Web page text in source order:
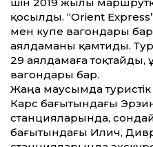
үшін 2019 жылы
қосылды. “Orient
мен купе вагондары
аялдаманы қамтиды.
29 аялдамаға тоқтайды,
вагондары бар.
Жаңа маусымда
Карс бағытындағы
станцияларында,
бағытындағы Илич,